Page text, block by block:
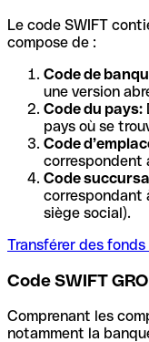
Le code SWIFT
compose de :
Code de
une version
Code du pays:
pays où se
Code
correspondent
Code
correspondant
siège social).
Transférer des
Code SWIFT
Comprenant les
notamment la